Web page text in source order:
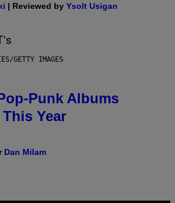
| Reviewed by Ysolt Usigan
GETTY IMAGES
Punk Albums
Year
Dan Milam